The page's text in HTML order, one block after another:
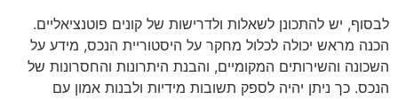
לבסוף, יש להתכונן לשאלות ולדרישות של קונים פוטנציאליים.
הכנה מראש יכולה לכלול מחקר על היסטוריית הנכס, מידע על
השכונה והשירותים המקומיים, והבנת היתרונות והחסרונות של
הנכס. כך ניתן יהיה לספק תשובות מידיות ולבנות אמון עם